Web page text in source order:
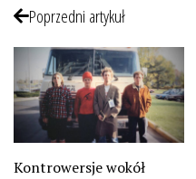
Poprzedni artykuł
Kontrowersje wokół